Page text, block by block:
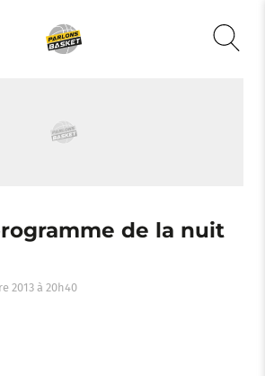
de la nuit
2013 à 20h40